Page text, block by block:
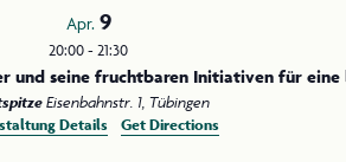
Apr. 9
20:00- 21:30
und seine fruchtbaren Initiativen für eine
Eisenbahnstr. 1, Tübingen
Details
Get Directions